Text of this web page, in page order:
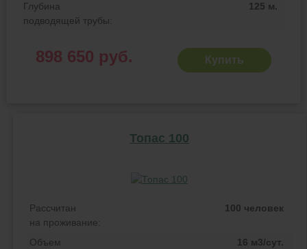
Глубина
подводящей трубы:
125 м.
898 650 руб. Купить
Топас 100
Рассчитан
на проживание:
100 человек
Объем
16 м3/сут.